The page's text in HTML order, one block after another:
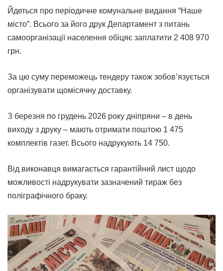
Йдеться про періодичне комунальне видання “Наше
місто”. Всього за його друк Департамент з питань
самоорганізації населення обіцяє заплатити 2 408 970
грн.
За цю суму переможець тендеру також зобов’язується
організувати щомісячну доставку.
З березня по грудень 2026 року дніпряни – в день
виходу з друку – мають отримати поштою 1 475
комплектів газет. Всього надрукують 14 750.
Від виконавця вимагається гарантійний лист щодо
можливості надрукувати зазначений тираж без
поліграфічного браку.